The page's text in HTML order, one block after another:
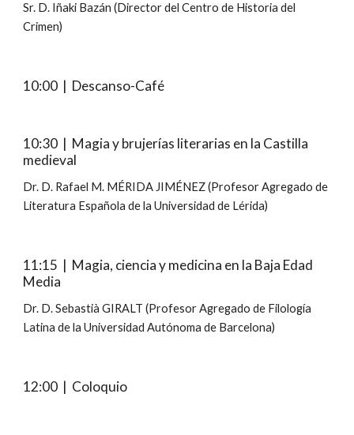
Sr. D. Iñaki Bazán (Director del Centro de Historia del
Crimen)
10:00  |  Descanso-Café
10:30  |  Magia y brujerías literarias en la Castilla
medieval
Dr. D. Rafael M. MÉRIDA JIMÉNEZ (Profesor Agregado de
Literatura Española de la Universidad de Lérida)
11:15  |  Magia, ciencia y medicina en la Baja Edad
Media
Dr. D. Sebastià GIRALT (Profesor Agregado de Filología
Latina de la Universidad Autónoma de Barcelona)
12:00  |  Coloquio